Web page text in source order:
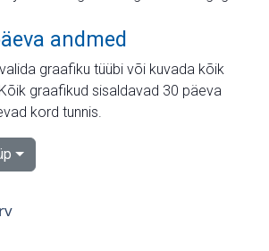
andmed
graafiku tüübi või kuvada kõik
graafikud sisaldavad 30 päeva
kord tunnis.